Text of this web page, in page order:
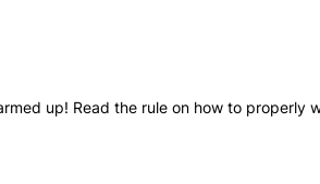
up! Read the rule on how to properly